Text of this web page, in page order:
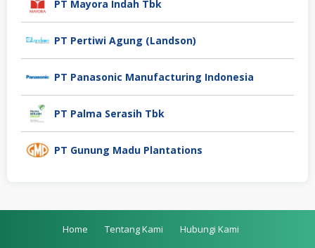
PT Mayora Indah Tbk
PT Pertiwi Agung (Landson)
PT Panasonic Manufacturing Indonesia
PT Palma Serasih Tbk
PT Gunung Madu Plantations
Home Tentang Kami Hubungi Kami